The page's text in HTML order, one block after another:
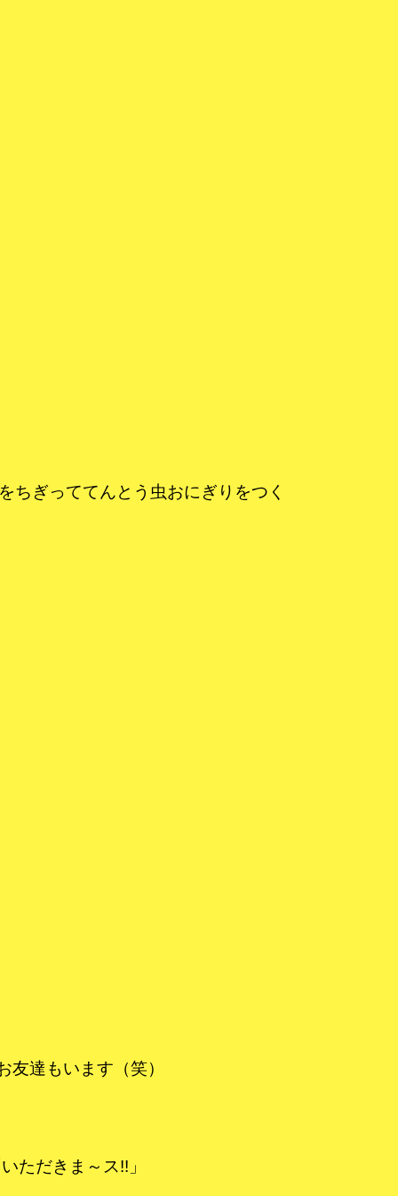
ぎっててんとう虫おにぎりをつく
達もいます（笑）
ただきま～ス!!」